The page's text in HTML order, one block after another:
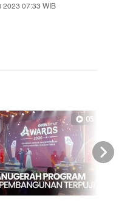
2023 07:33 WIB
05:29
Next